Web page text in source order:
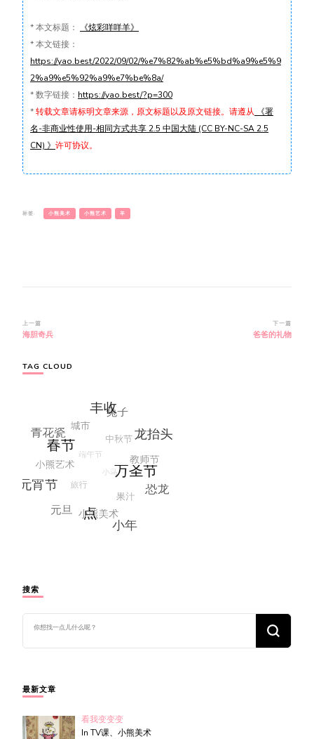
*本文标题：
《炫彩咩咩羊》
*本文链接：
https://yao.best/2022/09/02/%e7%82%ab%e5%bd%a9%e5%9
2%a9%e5%92%a9%e7%be%8a/
*数字链接： https://yao.best/?p=300
*转载文章请标明文章来源，原文标题以及原文链接。请遵从 《署
名-非商业性使用-相同方式共享 2.5 中国大陆 (CC BY-NC-SA 2.5
CN) 》 许可协议。
标签: 小熊美术 小熊艺术 羊
博
文
航
上一篇
海胆奇兵
下一篇
爸爸的礼物
TAG CLOUD
搜索
么
吗?
最新文章
看我变变变
In TV课、小熊美术